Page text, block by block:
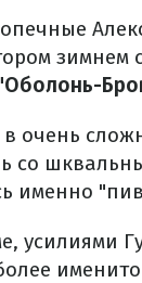
зимнем
очень
со
именно
усилиями